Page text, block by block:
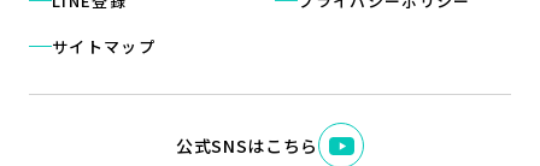
サイトマップ
公式SNSはこちら